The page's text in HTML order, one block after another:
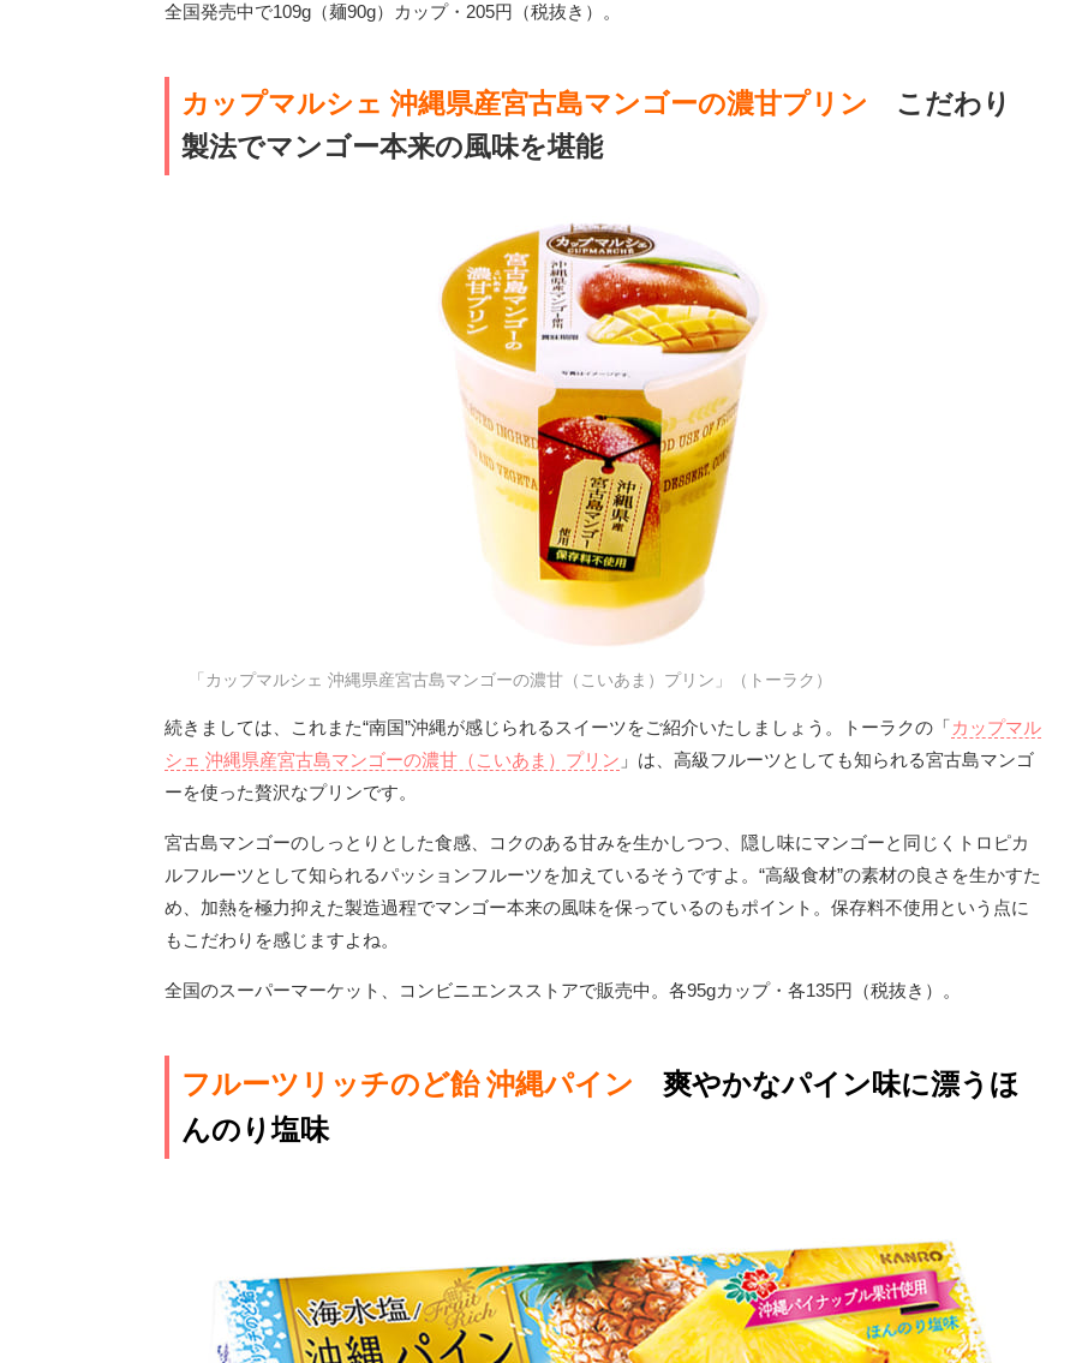
全国発売中で109g（麺90g）カップ・205円（税抜き）。
カップマルシェ 沖縄県産宮古島マンゴーの濃甘プリン こだわり
製法でマンゴー本来の風味を堪能
「カップマルシェ 沖縄県産宮古島マンゴーの濃甘（こいあま）プリン」（トーラク）
続きましては、これまた“南国”沖縄が感じられるスイーツをご紹介いたしましょう。トーラクの「カップマル
シェ 沖縄県産宮古島マンゴーの濃甘（こいあま）プリン 」は、高級フルーツとしても知られる宮古島マンゴ
ーを使った贅沢なプリンです。
宮古島マンゴーのしっとりとした食感、コクのある甘みを生かしつつ、隠し味にマンゴーと同じくトロピカ
ルフルーツとして知られるパッションフルーツを加えているそうですよ。“高級食材”の素材の良さを生かすた
め、加熱を極力抑えた製造過程でマンゴー本来の風味を保っているのもポイント。保存料不使用という点に
もこだわりを感じますよね。
全国のスーパーマーケット、コンビニエンスストアで販売中。各95gカップ・各135円（税抜き）。
フルーツリッチのど飴 沖縄パイン 爽やかなパイン味に漂うほ
んのり塩味